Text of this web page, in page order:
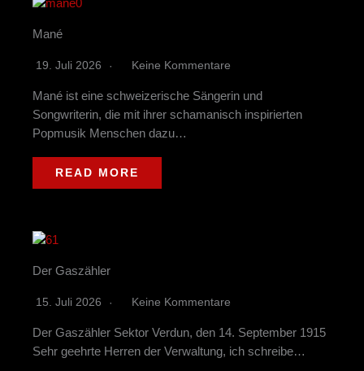
Mané
19. Juli 2026 Keine Kommentare
Mané ist eine schweizerische Sängerin und
Songwriterin, die mit ihrer schamanisch inspirierten
Popmusik Menschen dazu…
READ MORE
Der Gaszähler
15. Juli 2026 Keine Kommentare
Der Gaszähler Sektor Verdun, den 14. September 1915
Sehr geehrte Herren der Verwaltung, ich schreibe…